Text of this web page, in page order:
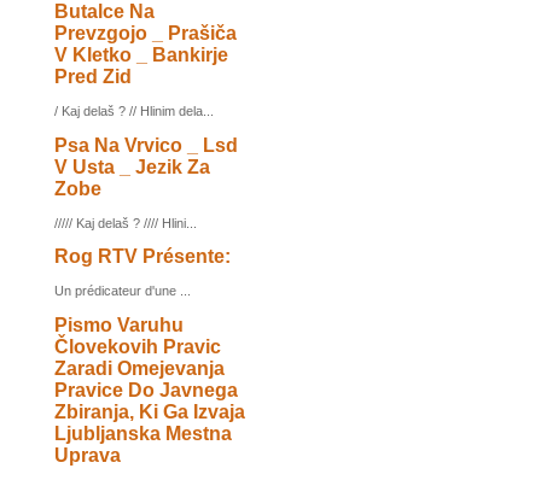
Butalce Na
Prevzgojo _ Prašiča
V Kletko _ Bankirje
Pred Zid
/ Kaj delaš ? // Hlinim dela...
Psa Na Vrvico _ Lsd
V Usta _ Jezik Za
Zobe
///// Kaj delaš ? //// Hlini...
Rog RTV Présente:
Un prédicateur d'une ...
Pismo Varuhu
Človekovih Pravic
Zaradi Omejevanja
Pravice Do Javnega
Zbiranja, Ki Ga Izvaja
Ljubljanska Mestna
Uprava